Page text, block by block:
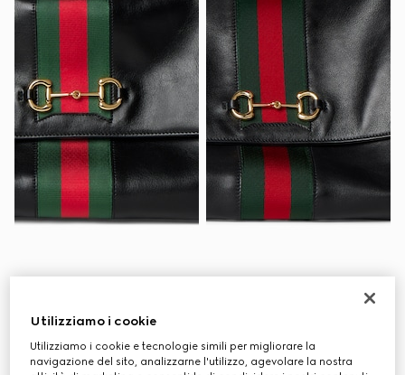
€ 2.900
Utilizziamo i cookie
Utilizziamo i cookie e tecnologie simili per migliorare la
navigazione del sito, analizzarne l'utilizzo, agevolare la nostra